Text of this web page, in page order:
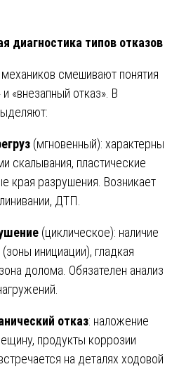
диагностика типов отказов
смешивают понятия
«внезапный отказ». В
(мгновенный): характерны
скалывания, пластические
края разрушения. Возникает
ДТП.
(циклическое): наличие
инициации), гладкая
долома. Обязателен анализ
отказ: наложение
продукты коррозии
на деталях ходовой